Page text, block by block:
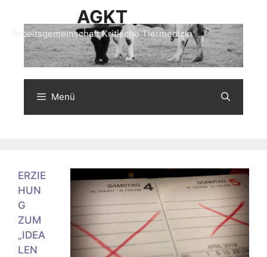
Inhalt
springen
AGKT
Arbeitsgemeinschaft Kritische Tiermedizin
Menü
ERZIE
HUN
G
ZUM
„IDEA
LEN